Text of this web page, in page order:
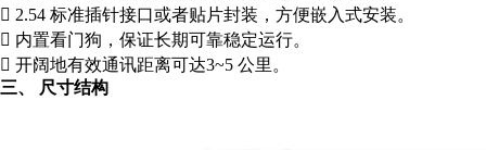
 2.54 标准插针接口或者贴片封装，方便嵌入式安装。
 内置看门狗，保证长期可靠稳定运行。
 开阔地有效通讯距离可达3~5 公里。
三、 尺寸结构